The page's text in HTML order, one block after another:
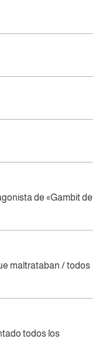
de «Gambit de
maltrataban / todos
todos los